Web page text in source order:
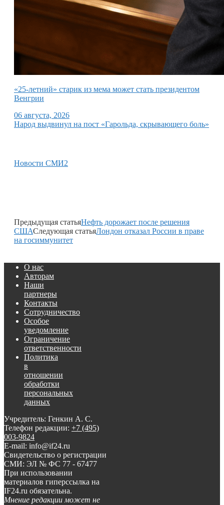
«25-летний» старик из мема может стать президентом
Венгрии
06 августа, 2026
Народ выдвинул на пост «Гарольда, скрывающего боль»
Новости СМИ2
Предыдущая статьяНефть дорожает после решения
СШАСледующая статьяЛондон отказал России в праве
на госиммунитет
О нас
Авторам
Наши
партнеры
Контакты
Сотрудничество
Особое
уведомление
Ограничение
ответственности
Политика
в
отношении
обработки
персональных
данных
Учредитель: Генкин А. С.
Телефон редакции: +7 (495)
003-9824
E-mail: info@if24.ru
Свидетельство о регистрации
СМИ: ЭЛ № ФС 77 - 67477
При использовании
материалов гиперссылка на
IF24.ru обязательна.
Мнение редакции может не